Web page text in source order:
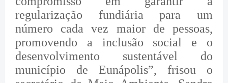
regularização fundiária para um
número cada vez maior de pessoas,
promovendo a inclusão social e o
desenvolvimento sustentável do
município de Eunápolis”, frisou o